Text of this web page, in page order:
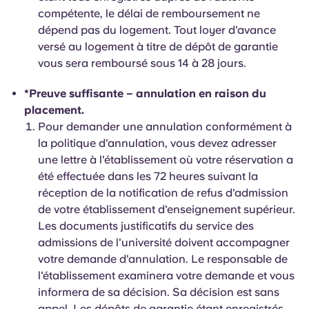
compétente, le délai de remboursement ne
dépend pas du logement. Tout loyer d'avance
versé au logement à titre de dépôt de garantie
vous sera remboursé sous 14 à 28 jours.
*Preuve suffisante – annulation en raison du
placement.
Pour demander une annulation conformément à
la politique d'annulation, vous devez adresser
une lettre à l'établissement où votre réservation a
été effectuée dans les 72 heures suivant la
réception de la notification de refus d'admission
de votre établissement d'enseignement supérieur.
Les documents justificatifs du service des
admissions de l'université doivent accompagner
votre demande d'annulation. Le responsable de
l'établissement examinera votre demande et vous
informera de sa décision. Sa décision est sans